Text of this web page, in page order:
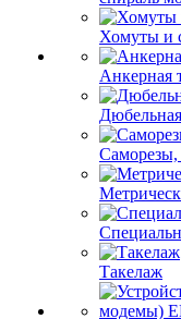
Хомуты и
Анкерная
Такелаж